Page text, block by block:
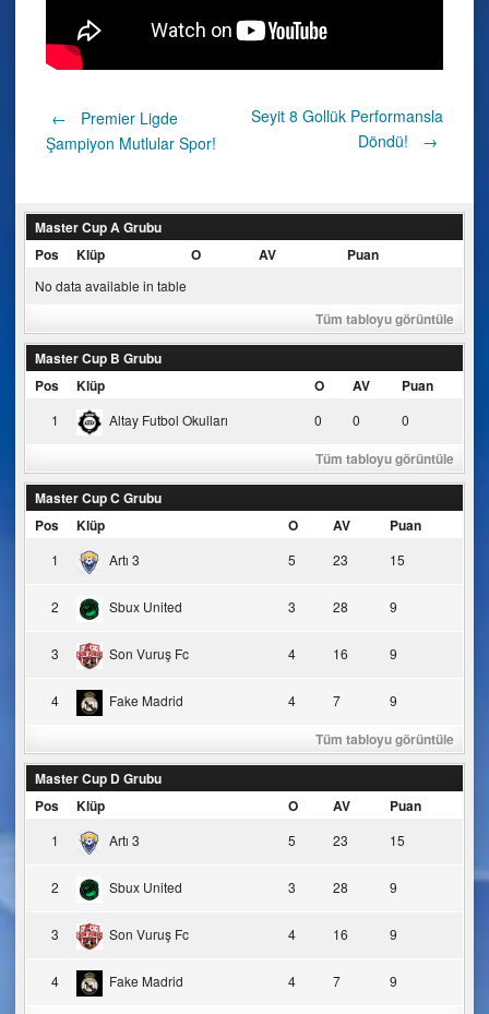
Post
←
Premier Ligde
Şampiyon Mutlular Spor!
Seyit 8 Gollük Performansla
Döndü!
→
Master Cup A Grubu
Pos
Klüp O AV Puan
No data available in table
Tüm tabloyu görüntüle
Master Cup B Grubu
Pos
Klüp O AV Puan
1 Altay Futbol Okulları 0 0 0
Tüm tabloyu görüntüle
Master Cup C Grubu
Pos
Klüp O AV Puan
1 Artı 3 5 23 15
2 Sbux United 3 28 9
3 Son Vuruş Fc 4 16 9
4 Fake Madrid 4 7 9
Tüm tabloyu görüntüle
Master Cup D Grubu
Pos
Klüp O AV Puan
1 Artı 3 5 23 15
2 Sbux United 3 28 9
3 Son Vuruş Fc 4 16 9
4 Fake Madrid 4 7 9